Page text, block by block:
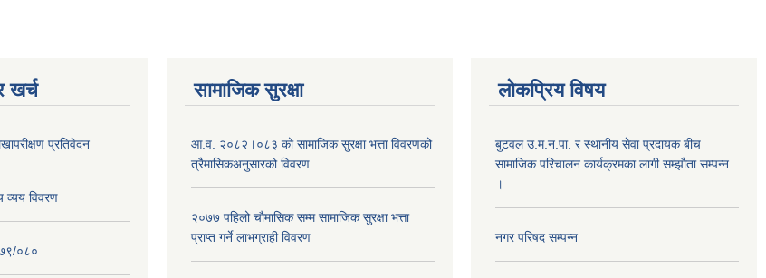
खर्च
प्रतिवेदन
विवरण
०८०
सामाजिक सुरक्षा
आ.व. २०८२।०८३ को सामाजिक सुरक्षा भत्ता विवरणको
त्रैमासिकअनुसारको विवरण
२०७७ पहिलो चौमासिक सम्म सामाजिक सुरक्षा भत्ता
प्राप्त गर्ने लाभग्राही विवरण
लोकप्रिय विषय
बुटवल उ.म.न.पा. र स्थानीय सेवा प्रदायक बीच
सामाजिक परिचालन कार्यक्रमका लागी सम्झौता सम्पन्न
।
नगर परिषद सम्पन्न